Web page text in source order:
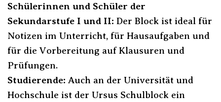
Schülerinnen und Schüler der
Sekundarstufe I und II: Der Block ist ideal für
Notizen im Unterricht, für Hausaufgaben und
für die Vorbereitung auf Klausuren und
Prüfungen.
Studierende: Auch an der Universität und
Hochschule ist der Ursus Schulblock ein